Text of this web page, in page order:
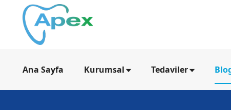
Ana Sayfa Kurumsal Tedaviler